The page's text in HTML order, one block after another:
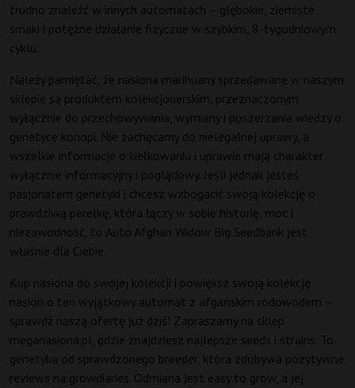
trudno znaleźć w innych automatach – głębokie, ziemiste
smaki i potężne działanie fizyczne w szybkim, 8-tygodniowym
cyklu.
Należy pamiętać, że nasiona marihuany sprzedawane w naszym
sklepie są produktem kolekcjonerskim, przeznaczonym
wyłącznie do przechowywania, wymiany i poszerzania wiedzy o
genetyce konopi. Nie zachęcamy do nielegalnej uprawy, a
wszelkie informacje o kiełkowaniu i uprawie mają charakter
wyłącznie informacyjny i poglądowy. Jeśli jednak jesteś
pasjonatem genetyki i chcesz wzbogacić swoją kolekcję o
prawdziwą perełkę, która łączy w sobie historię, moc i
niezawodność, to Auto Afghan Widow Big Seedbank jest
właśnie dla Ciebie.
Kup nasiona do swojej kolekcji i powiększ swoją kolekcję
nasion o ten wyjątkowy automat z afgańskim rodowodem –
sprawdź naszą ofertę już dziś! Zapraszamy na sklep
meganasiona.pl, gdzie znajdziesz najlepsze seeds i strains. To
genetyka od sprawdzonego breeder, która zdobywa pozytywne
reviews na growdiaries. Odmiana jest easy to grow, a jej